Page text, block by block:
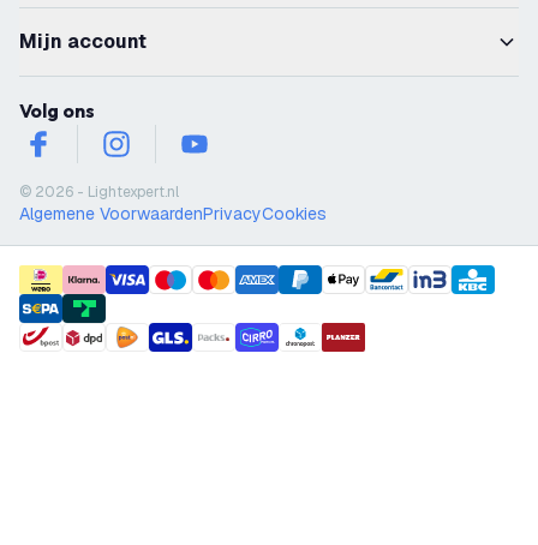
Mijn account
Volg ons
facebookinstagramyoutube
© 2026 - Lightexpert.nl
Algemene VoorwaardenPrivacyCookies
payment methods
shipment methods